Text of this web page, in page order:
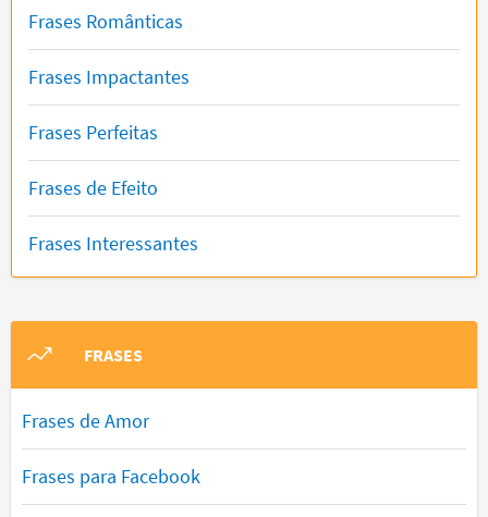
Frases Românticas
Frases Impactantes
Frases Perfeitas
Frases de Efeito
Frases Interessantes
FRASES
Frases de Amor
Frases para Facebook